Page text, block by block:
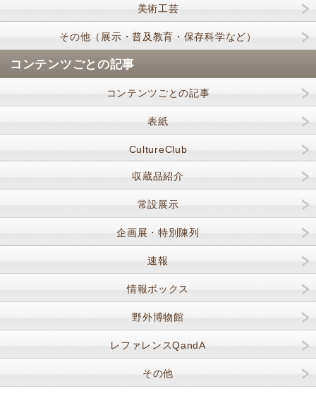
美術工芸
その他（展示・普及教育・保存科学など）
コンテンツごとの記事
コンテンツごとの記事
表紙
CultureClub
収蔵品紹介
常設展示
企画展・特別陳列
速報
情報ボックス
野外博物館
レファレンスQandA
その他